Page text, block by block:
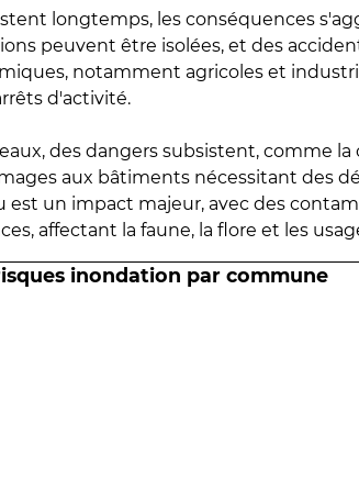
longtemps, les conséquences
peuvent être isolées, et des
notamment agricoles et
d'activité.
des dangers subsistent, comme
aux bâtiments nécessitant des
est un impact majeur, avec des
affectant la faune, la flore et les
inondation par commune